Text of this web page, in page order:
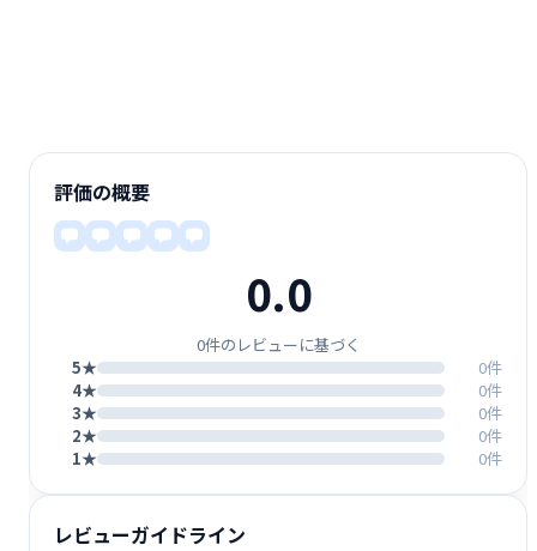
評価の概要
0.0
0件のレビューに基づく
5★
0件
4★
0件
3★
0件
2★
0件
1★
0件
レビューガイドライン